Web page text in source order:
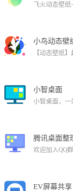
小鸟动态壁
小智桌面
腾讯桌面整
EV屏幕共享